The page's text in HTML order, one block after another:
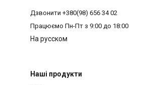
Дзвонити +380(98) 656 34 02
Працюємо Пн-Пт з 9:00 до 18:00
На русском
Наші продукти